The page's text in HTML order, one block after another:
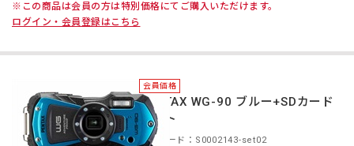
※この商品は会員の方は特別価格にてご購入いただけます。
ログイン・会員登録はこちら
会員価格
PENTAX WG-90 ブルー+SDカード
セット
商品コード：S0002143-set02